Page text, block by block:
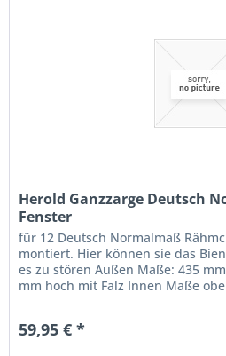
Herold Ganzzarge Deutsch
Fenster
für 12 Deutsch Normalmaß
montiert. Hier können sie das
es zu stören Außen Maße: 435
mm hoch mit Falz Innen Maße
59,95 € *